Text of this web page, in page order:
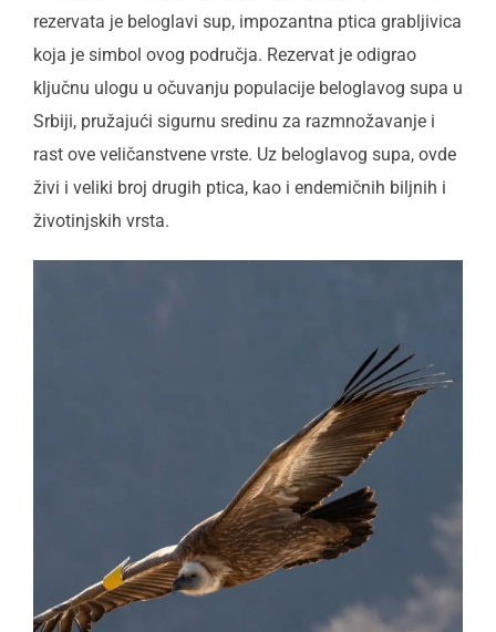
rezervata je beloglavi sup, impozantna ptica grabljivica
koja je simbol ovog područja. Rezervat je odigrao
ključnu ulogu u očuvanju populacije beloglavog supa u
Srbiji, pružajući sigurnu sredinu za razmnožavanje i
rast ove veličanstvene vrste. Uz beloglavog supa, ovde
živi i veliki broj drugih ptica, kao i endemičnih biljnih i
životinjskih vrsta.